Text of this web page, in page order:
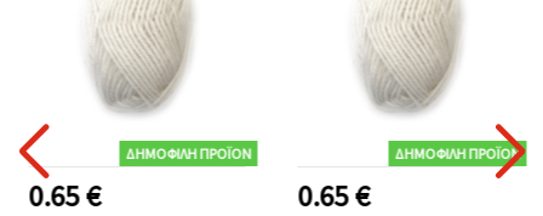
ΔΗΜΟΦΙΛΉ ΠΡΟΪΌΝ
0.65 €
ΔΗΜΟΦΙΛΉ ΠΡΟΪΌΝ
0.65 €